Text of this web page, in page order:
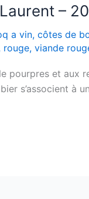
–
a vin, côtes de
rouge, viande
pourpres et aux
s’associent à